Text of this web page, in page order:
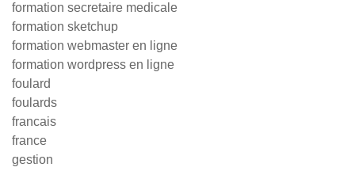
formation secretaire medicale
formation sketchup
formation webmaster en ligne
formation wordpress en ligne
foulard
foulards
francais
france
gestion